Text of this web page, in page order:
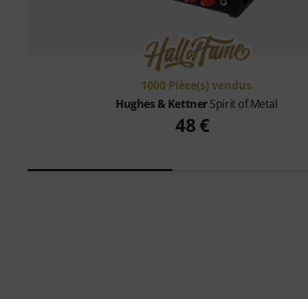
1000 Pièce(s) vendus
Hughes & KettnerSpirit of Metal
48 €